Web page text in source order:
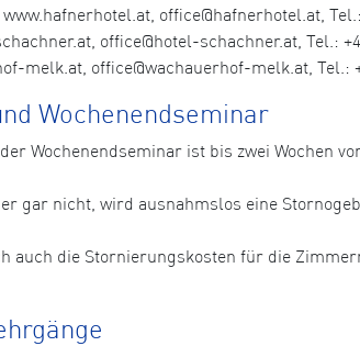
office@hafnerhotel.at,
office@hotel-schachner.at, Tel.:
melk.at, office@wachauerhof-melk.at, Tel.:
Wochenendseminar
Wochenendseminar ist bis zwei Wochen
gar nicht, wird ausnahmslos eine
auch die Stornierungskosten für die